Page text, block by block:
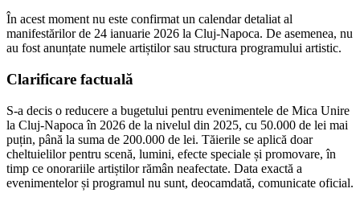
În acest moment nu este confirmat un calendar detaliat al
manifestărilor de 24 ianuarie 2026 la Cluj-Napoca. De asemenea, nu
au fost anunțate numele artiștilor sau structura programului artistic.
Clarificare factuală
S-a decis o reducere a bugetului pentru evenimentele de Mica Unire
la Cluj-Napoca în 2026 de la nivelul din 2025, cu 50.000 de lei mai
puțin, până la suma de 200.000 de lei. Tăierile se aplică doar
cheltuielilor pentru scenă, lumini, efecte speciale și promovare, în
timp ce onorariile artiștilor rămân neafectate. Data exactă a
evenimentelor și programul nu sunt, deocamdată, comunicate oficial.